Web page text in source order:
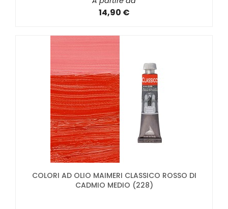
14,90 €
COLORI AD OLIO MAIMERI CLASSICO ROSSO DI
CADMIO MEDIO (228)